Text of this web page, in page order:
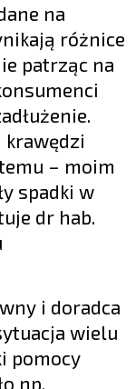
na
różnice
patrząc na
krawędzi
– moim
spadki w
dr hab.
i doradca
wielu
pomocy
np.